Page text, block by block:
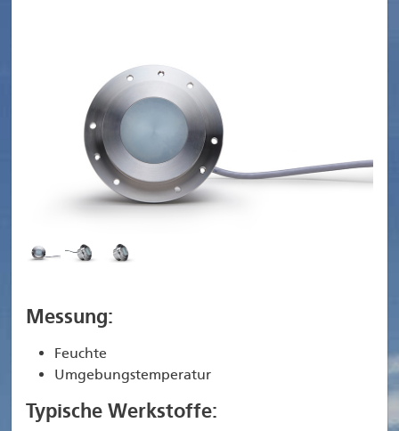
Messung:
Feuchte
Umgebungstemperatur
Typische Werkstoffe: